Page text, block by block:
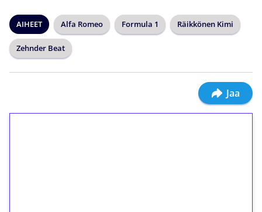
AIHEET Alfa Romeo Formula 1 Räikkönen Kimi
Zehnder Beat
Jaa